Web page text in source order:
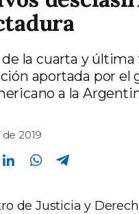
de la cuarta y última
aportada por el
a la
2019
Compartir en Linkedin Compartir en Whatsapp
de Justicia y